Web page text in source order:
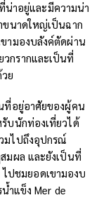
น่าอยู่และมีความน่า
ขนาดใหญ่เป็นฉาก
ามองบลังค์ตัดผ่าน
กรากและเป็นที่
ย
ที่อยู่อาศัยของผู้คน
บนักท่องเที่ยวได้
มไปถึงอุปกรณ์
มผล และยังเป็นที่
ปชมยอดเขามองบ
ำแข็ง Mer de